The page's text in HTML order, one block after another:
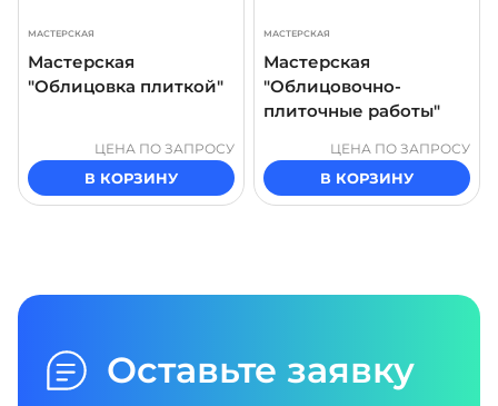
МАСТЕРСКАЯ
Мастерская
"Облицовка плиткой"
ЦЕНА ПО ЗАПРОСУ
В КОРЗИНУ
МАСТЕРСКАЯ
Мастерская
"Облицовочно-
плиточные работы"
ЦЕНА ПО ЗАПРОСУ
В КОРЗИНУ
Оставьте заявку